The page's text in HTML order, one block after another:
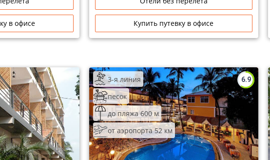
в офисе Купить путевку в офисе
6.9
3-я линия
песок
до пляжа 600 м
от аэропорта 52 км